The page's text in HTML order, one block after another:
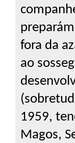
fora da
ao
1959,
Magos,